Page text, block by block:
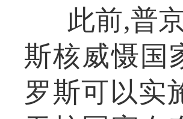
此前,普
斯核威慑国
罗斯可以实